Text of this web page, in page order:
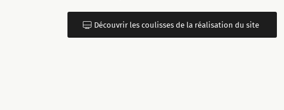
Découvrir les coulisses de la réalisation du site